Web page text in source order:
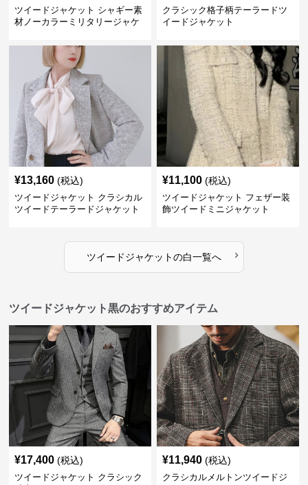
ツイードジャケット シャギー素
材ノーカラーミリタリージャケ
クラシック格子柄テーラードツ
イードジャケット
¥13,160 (税込)
ツイードジャケット クラシカル
ツイードテーラードジャケット
¥11,100 (税込)
ツイードジャケット フェザー装
飾ツイードミニジャケット
ツイードジャケットの白一覧へ ›
ツイードジャケット黒のおすすめアイテム
¥17,400 (税込)
ツイードジャケット クラシック
¥11,940 (税込)
クラシカルメルトンツイードジ